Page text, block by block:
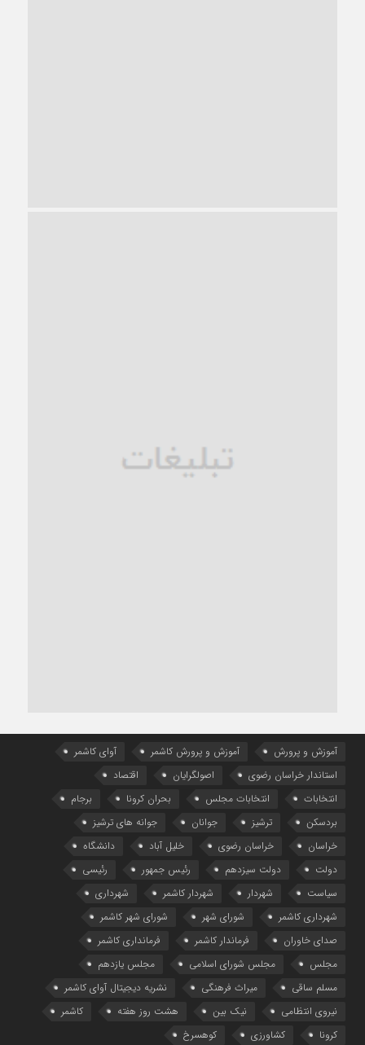
آموزش و پرورش آموزش و پرورش کاشمر
آوای کاشمر
استاندار خراسان رضوی
اصولگرایان
اقتصاد
انتخابات
انتخابات مجلس بحران کرونا
برجام
بردسکن
ترشیز جوانان
جوانه های ترشیز
خراسان
خراسان رضوی خلیل آباد
دانشگاه
دولت
دولت سیزدهم رئیس جمهور
رئیسی
سیاست
شهردار شهردار کاشمر
شهرداری
شهرداری کاشمر
شورای شهر
شورای شهر کاشمر
صدای خاوران
فرماندار کاشمر
فرمانداری کاشمر
مجلس
مجلس شورای اسلامی
مجلس یازدهم
مسلم ساقی
میراث فرهنگی
نشریه دیجیتال آوای کاشمر
نیروی انتظامی
نیک بین هشت روز هفته
کاشمر
کرونا
کشاورزی کوهسرخ